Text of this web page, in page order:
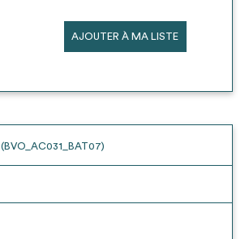
AJOUTER À MA LISTE
(BVO_AC031_BAT07)